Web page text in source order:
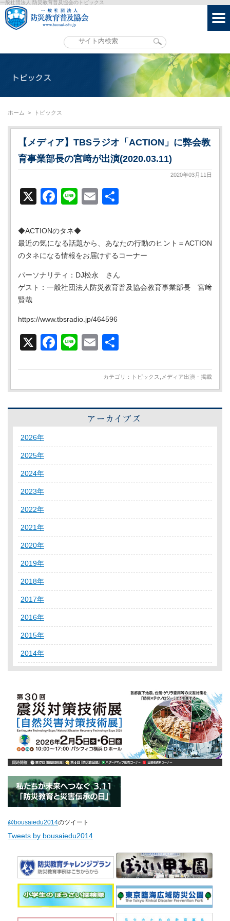
一般社団法人 防災教育普及協会のトピックス
ホーム > トピックス
【メディア】TBSラジオ「ACTION」に弊会教
育事業部長の宮﨑が出演(2020.03.11)
2020年03月11日
X Facebook
LineEmail
◆ACTIONのタネ◆
最近の気になる話題から、あなたの行動のヒント＝ACTION
のタネになる情報をお届けするコーナー
パーソナリティ：DJ松永 さん
ゲスト：一般社団法人防災教育普及協会教育事業部長 宮﨑
賢哉
https://www.tbsradio.jp/464596
X Facebook
LineEmail
カテゴリ： トピックス メディア出演・掲載
2026年
2025年
2024年
2023年
2022年
2021年
2020年
2019年
2018年
2017年
2016年
2015年
2014年
@bousaiedu2014のツイート
Tweets by bousaiedu2014